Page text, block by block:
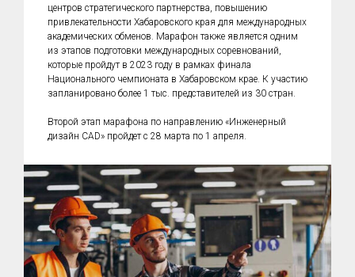
центров стратегического партнерства, повышению
привлекательности Хабаровского края для международных
академических обменов. Марафон также является одним
из этапов подготовки международных соревнований,
которые пройдут в 2023 году в рамках финала
Национального чемпионата в Хабаровском крае. К участию
запланировано более 1 тыс. представителей из 30 стран.
Второй этап марафона по направлению «Инженерный
дизайн CAD» пройдет с 28 марта по 1 апреля.